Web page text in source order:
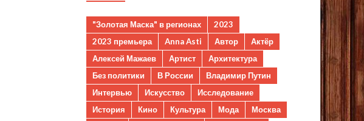
"Золотая Маска" в регионах
2023
2023 премьера
Anna Asti Автор
Актёр
Алексей Мажаев
Артист
Архитектура
Без политики
В России
Владимир Путин
Интервью
Искусство
Исследование
История
Кино Культура Мода
Москва